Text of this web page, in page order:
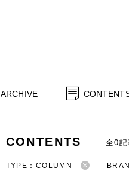
ARCHIVE
CONTENTS 全0記
TYPE：COLUMN